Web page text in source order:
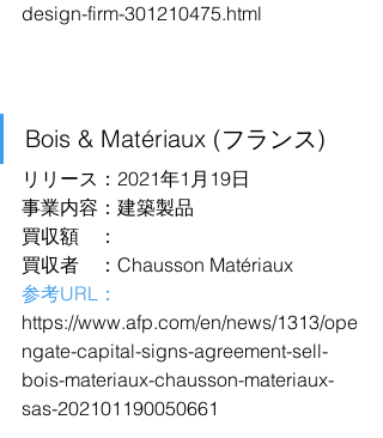
design-firm-301210475.html
Bois & Matériaux (フランス)
リリース：2021年1月19日
事業内容：建築製品
買収額　：
買収者　：Chausson Matériaux
参考URL：
https://www.afp.com/en/news/1313/ope
ngate-capital-signs-agreement-sell-
bois-materiaux-chausson-materiaux-
sas-202101190050661